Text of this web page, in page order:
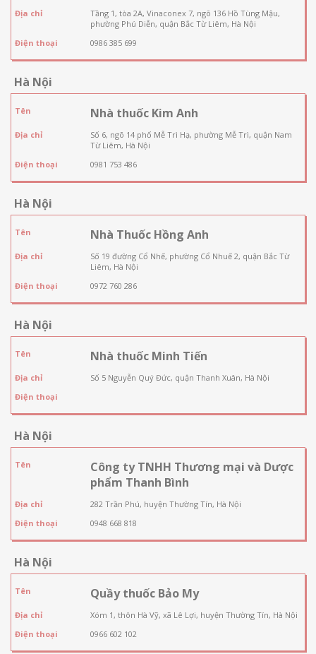
Địa chỉ
Tầng 1, tòa 2A, Vinaconex 7, ngõ 136 Hồ Tùng Mậu,
phường Phú Diễn, quận Bắc Từ Liêm, Hà Nội
Điện thoại
0986 385 699
Hà Nội
Tên Nhà thuốc Kim Anh
Địa chỉ
Số 6, ngõ 14 phố Mễ Trì Hạ, phường Mễ Trì, quận Nam
Từ Liêm, Hà Nội
Điện thoại
0981 753 486
Hà Nội
Tên Nhà Thuốc Hồng Anh
Địa chỉ
Số 19 đường Cổ Nhế, phường Cổ Nhuế 2, quận Bắc Từ
Liêm, Hà Nội
Điện thoại
0972 760 286
Hà Nội
Tên Nhà thuốc Minh Tiến
Địa chỉ
Số 5 Nguyễn Quý Đức, quận Thanh Xuân, Hà Nội
Điện thoại
Hà Nội
Tên
Công ty TNHH Thương mại và Dược
phẩm Thanh Bình
Địa chỉ
282 Trần Phú, huyện Thường Tín, Hà Nội
Điện thoại
0948 668 818
Hà Nội
Tên Quầy thuốc Bảo My
Địa chỉ
Xóm 1, thôn Hà Vỹ, xã Lê Lợi, huyện Thường Tín, Hà Nội
Điện thoại
0966 602 102